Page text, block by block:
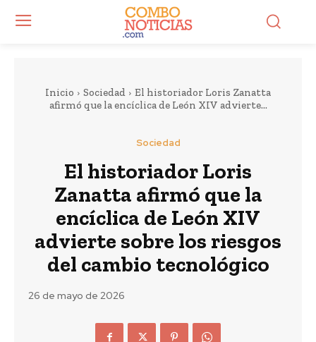
Inicio Sociedad
El historiador Loris Zanatta
afirmó que la encíclica de León XIV advierte...
Sociedad
El historiador Loris
Zanatta afirmó que la
encíclica de León XIV
advierte sobre los riesgos
del cambio tecnológico
26 de mayo de 2026